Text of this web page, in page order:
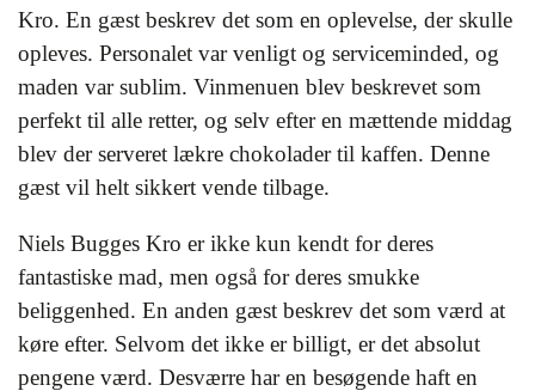
Kro. En gæst beskrev det som en oplevelse, der skulle
opleves. Personalet var venligt og serviceminded, og
maden var sublim. Vinmenuen blev beskrevet som
perfekt til alle retter, og selv efter en mættende middag
blev der serveret lækre chokolader til kaffen. Denne
gæst vil helt sikkert vende tilbage.
Niels Bugges Kro er ikke kun kendt for deres
fantastiske mad, men også for deres smukke
beliggenhed. En anden gæst beskrev det som værd at
køre efter. Selvom det ikke er billigt, er det absolut
pengene værd. Desværre har en besøgende haft en